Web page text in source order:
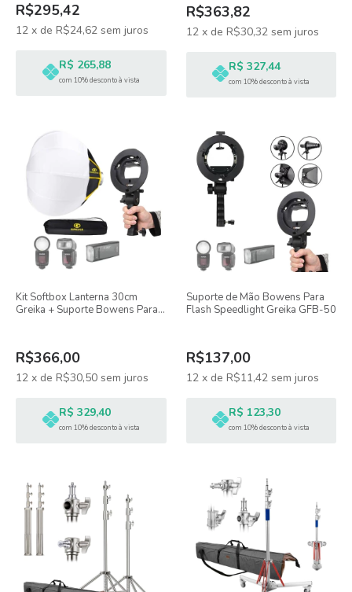
R$295,42
12 x de R$24,62 sem juros
R$ 265,88
com 10% desconto à vista
R$363,82
12 x de R$30,32 sem juros
R$ 327,44
com 10% desconto à vista
Kit Softbox Lanterna 30cm
Greika + Suporte Bowens Para
R$366,00
12 x de R$30,50 sem juros
R$ 329,40
com 10% desconto à vista
Suporte de Mão Bowens Para
Flash Speedlight Greika GFB-50
R$137,00
12 x de R$11,42 sem juros
R$ 123,30
com 10% desconto à vista